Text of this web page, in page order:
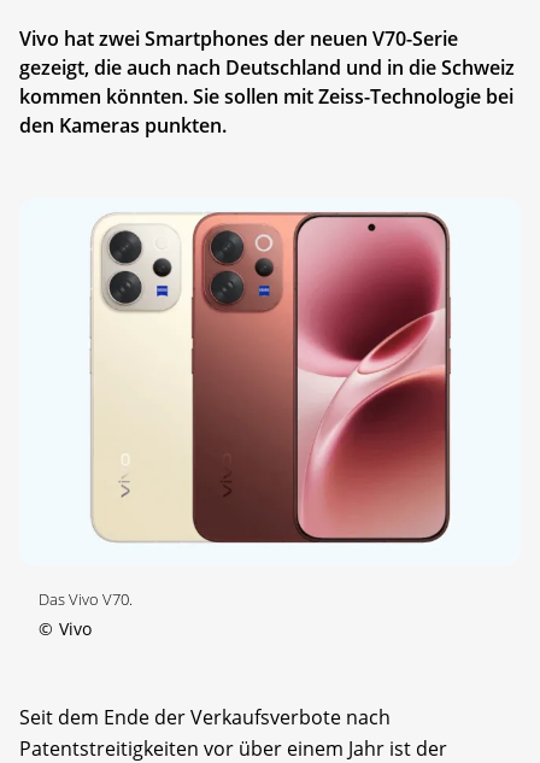
Vivo hat zwei Smartphones der neuen V70-Serie
gezeigt, die auch nach Deutschland und in die Schweiz
kommen könnten. Sie sollen mit Zeiss-Technologie bei
den Kameras punkten.
Das Vivo V70.
© Vivo
Seit dem Ende der Verkaufsverbote nach
Patentstreitigkeiten vor über einem Jahr ist der